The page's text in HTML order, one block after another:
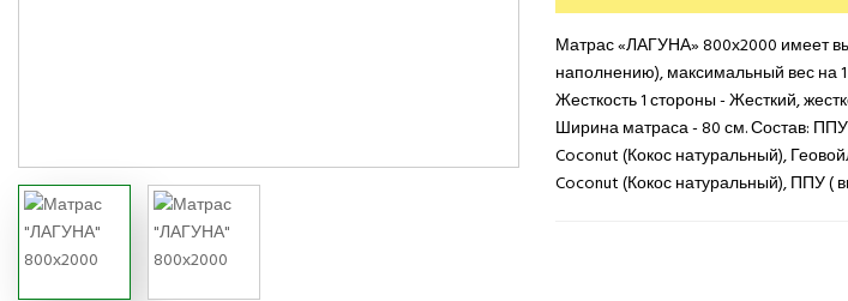
Матрас «ЛАГУНА» 800х2000 имеет
наполнению), максимальный вес на 1
Жесткость 1 стороны - Жесткий,
Ширина матраса - 80 см. Состав: ППУ
Coconut (Кокос натуральный),
Coconut (Кокос натуральный), ППУ (